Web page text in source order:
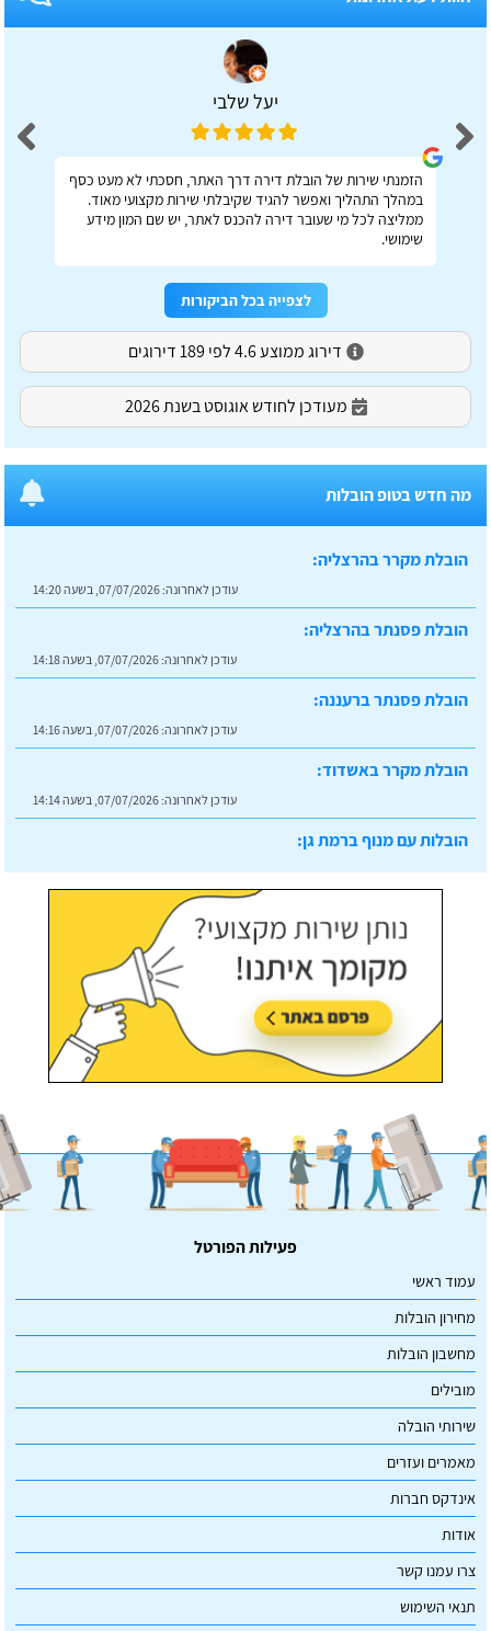
יעל שלבי
הזמנתי שירות של הובלת דירה דרך האתר, חסכתי לא מעט כסף
במהלך התהליך ואפשר להגיד שקיבלתי שירות מקצועי מאוד.
ממליצה לכל מי שעובר דירה להכנס לאתר, יש שם המון מידע
שימושי.
לצפייה בכל הביקורות
דירוג ממוצע 4.6 לפי 189 דירוגים
מעודכן לחודש אוגוסט בשנת 2026
מה חדש בטופ הובלות
הובלת מקרר בהרצליה:
עודכן לאחרונה: 07/07/2026, בשעה 14:20
הובלת פסנתר בהרצליה:
עודכן לאחרונה: 07/07/2026, בשעה 14:18
הובלת פסנתר ברעננה:
עודכן לאחרונה: 07/07/2026, בשעה 14:16
הובלת מקרר באשדוד:
עודכן לאחרונה: 07/07/2026, בשעה 14:14
הובלות עם מנוף ברמת גן:
עודכן לאחרונה:07/07/2026, בשעה 14:23
פעילות הפורטל
עמוד ראשי
מחירון הובלות
מחשבון הובלות
מובילים
שירותי הובלה
מאמרים ועזרים
אינדקס חברות
אודות
צרו עמנו קשר
תנאי השימוש